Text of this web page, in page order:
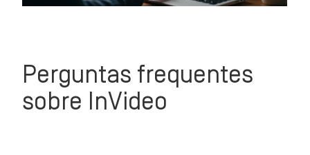
Perguntas frequentes
sobre InVideo